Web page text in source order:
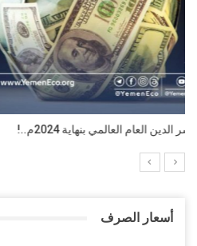
حصيلة السفن الإسرائيلية والأمريكية
أسعار الصرف